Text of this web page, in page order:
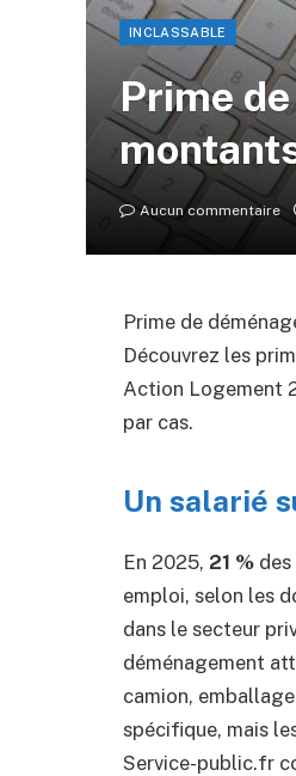
INCLASSABLE
Prime
Aucun commentaire
Prime de
Découvrez les
Action Logement
par cas.
Un salarié
En 2025, 21 %
emploi, selon les
dans le secteur
déménagement
camion,
spécifique, mais
Service-public.fr